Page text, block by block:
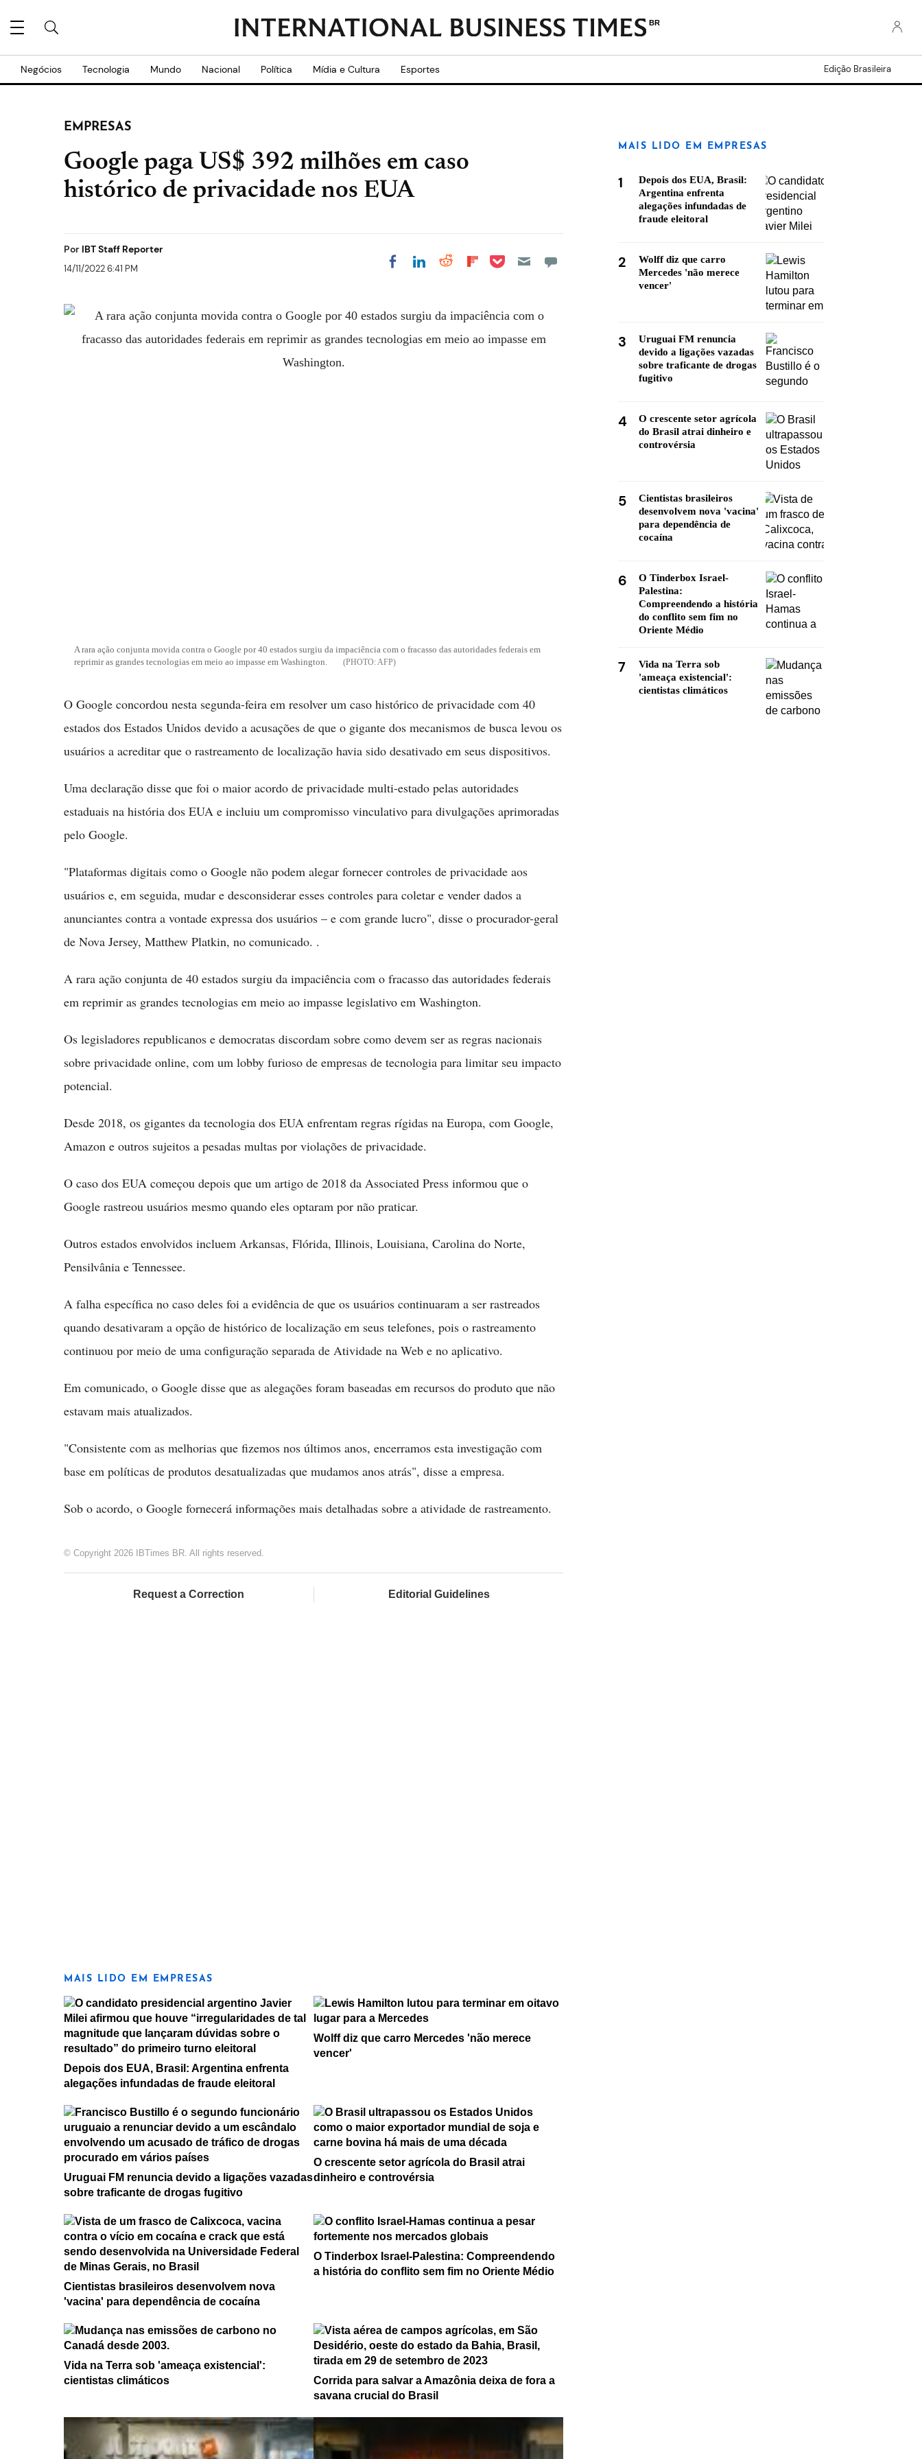
BR
Negócios Tecnologia Mundo Nacional Política Mídia e Cultura Esportes Edição Brasileira
EMPRESAS
Google paga US$ 392 milhões em caso
histórico de privacidade nos EUA
Por IBT Staff Reporter
14/11/2022 6:41 PM Share on Facebook
Share on LinkedIn
Share on Reddit
Share on
Share on Pocket
A rara ação conjunta movida contra o Google por 40 estados surgiu da impaciência com o fracasso das autoridades federais em
reprimir as grandes tecnologias em meio ao impasse em Washington.
AFP
O Google concordou nesta segunda-feira em resolver um caso histórico de privacidade com 40
estados dos Estados Unidos devido a acusações de que o gigante dos mecanismos de busca levou os
usuários a acreditar que o rastreamento de localização havia sido desativado em seus dispositivos.
Uma declaração disse que foi o maior acordo de privacidade multi-estado pelas autoridades
estaduais na história dos EUA e incluiu um compromisso vinculativo para divulgações aprimoradas
pelo Google.
"Plataformas digitais como o Google não podem alegar fornecer controles de privacidade aos
usuários e, em seguida, mudar e desconsiderar esses controles para coletar e vender dados a
anunciantes contra a vontade expressa dos usuários – e com grande lucro", disse o procurador-geral
de Nova Jersey, Matthew Platkin, no comunicado. .
A rara ação conjunta de 40 estados surgiu da impaciência com o fracasso das autoridades federais
em reprimir as grandes tecnologias em meio ao impasse legislativo em Washington.
Os legisladores republicanos e democratas discordam sobre como devem ser as regras nacionais
sobre privacidade online, com um lobby furioso de empresas de tecnologia para limitar seu impacto
potencial.
Desde 2018, os gigantes da tecnologia dos EUA enfrentam regras rígidas na Europa, com Google,
Amazon e outros sujeitos a pesadas multas por violações de privacidade.
O caso dos EUA começou depois que um artigo de 2018 da Associated Press informou que o
Google rastreou usuários mesmo quando eles optaram por não praticar.
Outros estados envolvidos incluem Arkansas, Flórida, Illinois, Louisiana, Carolina do Norte,
Pensilvânia e Tennessee.
A falha específica no caso deles foi a evidência de que os usuários continuaram a ser rastreados
quando desativaram a opção de histórico de localização em seus telefones, pois o rastreamento
continuou por meio de uma configuração separada de Atividade na Web e no aplicativo.
Em comunicado, o Google disse que as alegações foram baseadas em recursos do produto que não
estavam mais atualizados.
"Consistente com as melhorias que fizemos nos últimos anos, encerramos esta investigação com
base em políticas de produtos desatualizadas que mudamos anos atrás", disse a empresa.
Sob o acordo, o Google fornecerá informações mais detalhadas sobre a atividade de rastreamento.
© Copyright 2026 IBTimes BR. All rights reserved.
Request a Correction Editorial Guidelines
MAIS LIDO EM EMPRESAS
Depois dos EUA, Brasil: Argentina enfrenta
alegações infundadas de fraude eleitoral
Wolff diz que carro Mercedes 'não merece
vencer'
Uruguai FM renuncia devido a ligações vazadas
sobre traficante de drogas fugitivo
O crescente setor agrícola do Brasil atrai
dinheiro e controvérsia
Cientistas brasileiros desenvolvem nova
'vacina' para dependência de cocaína
O Tinderbox Israel-Palestina: Compreendendo
a história do conflito sem fim no Oriente Médio
Vida na Terra sob 'ameaça existencial':
cientistas climáticos
Corrida para salvar a Amazônia deixa de fora a
savana crucial do Brasil
MAIS LIDO EM EMPRESAS
1
Depois dos EUA, Brasil:
Argentina enfrenta
alegações infundadas de
fraude eleitoral
2
Wolff diz que carro
Mercedes 'não merece
vencer'
3
Uruguai FM renuncia
devido a ligações vazadas
sobre traficante de drogas
fugitivo
4
O crescente setor agrícola
do Brasil atrai dinheiro e
controvérsia
5
Cientistas brasileiros
desenvolvem nova 'vacina'
para dependência de
cocaína
6
O Tinderbox Israel-
Palestina:
Compreendendo a história
do conflito sem fim no
Oriente Médio
7
Vida na Terra sob
'ameaça existencial':
cientistas climáticos